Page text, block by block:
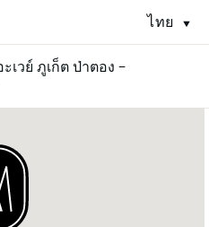
ไทย
เวย์ ภูเก็ต ป่าตอง -